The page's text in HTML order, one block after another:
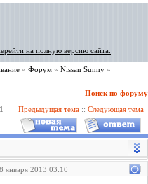
на полную версию сайта.
» Форум » Nissan Sunny »
Поиск по форуму
1 Предыдущая тема :: Следующая тема
января 2013 03:10